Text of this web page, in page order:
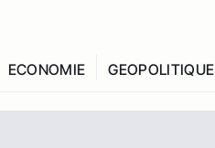
ECONOMIE GEOPOLITIQUE